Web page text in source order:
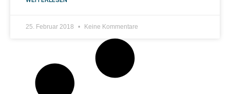
25. Februar 2018 Keine Kommentare